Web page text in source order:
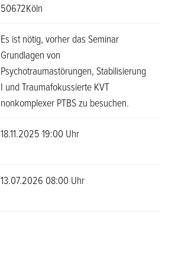
50672Köln
Es ist nötig, vorher das Seminar
Grundlagen von
Psychotraumastörungen, Stabilisierung
I und Traumafokussierte KVT
nonkomplexer PTBS zu besuchen.
18.11.2025 19:00 Uhr
13.07.2026 08:00 Uhr